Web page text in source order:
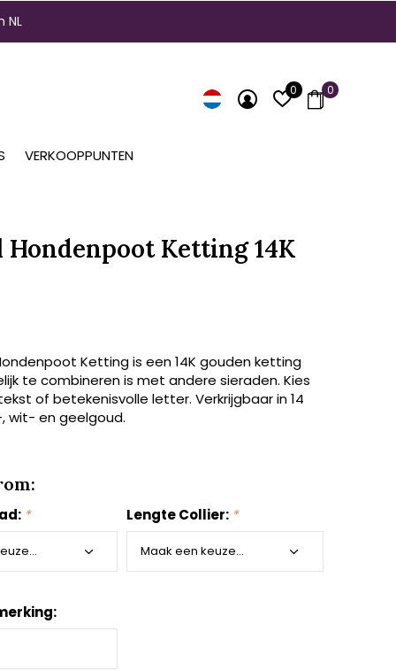
VERKOOPPUNTEN
0 0
NL
Hondenpoot Ketting 14K
Ketting is een 14K gouden ketting
te combineren is met andere sieraden. Kies
of betekenisvolle letter. Verkrijgbaar in 14
wit- en geelgoud.
* Lengte Collier: *